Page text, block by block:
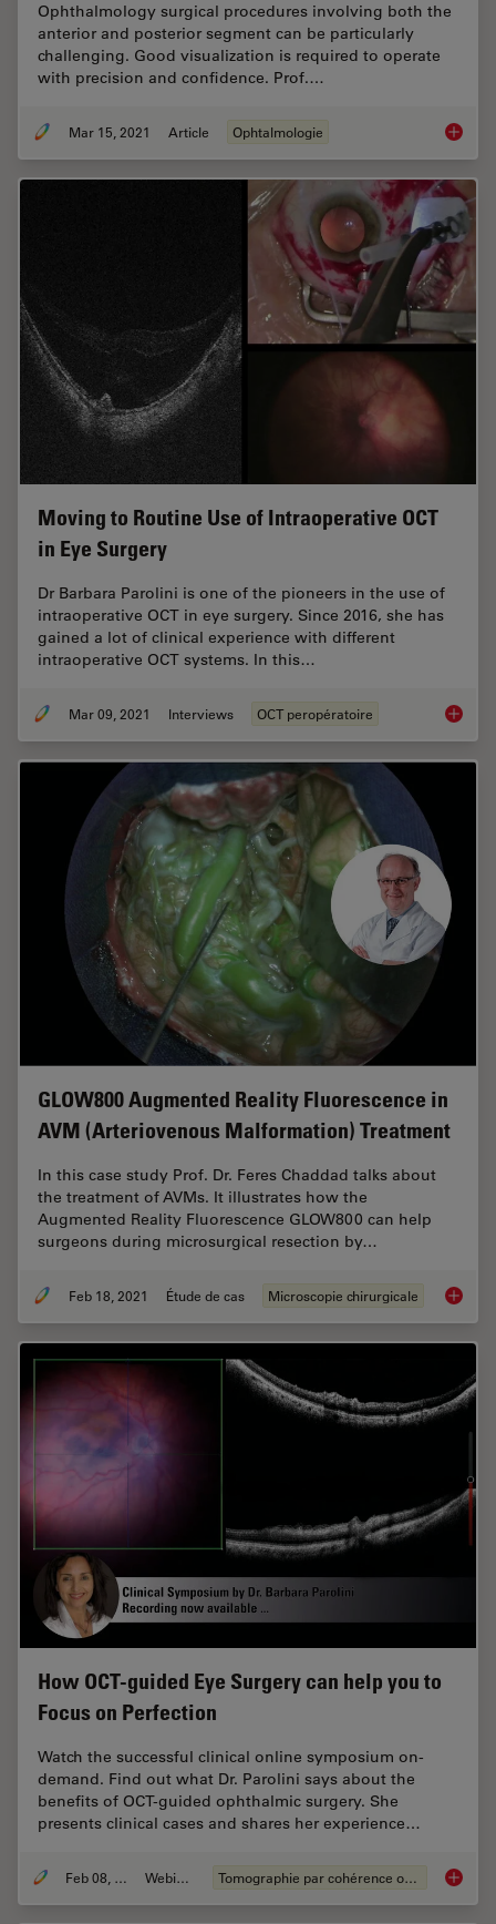
Ophthalmology surgical procedures involving both the
anterior and posterior segment can be particularly
challenging. Good visualization is required to operate
with precision and confidence. Prof.…
Mar 15, 2021 Article Ophtalmologie
Moving to Routine Use of Intraoperative OCT
in Eye Surgery
Dr Barbara Parolini is one of the pioneers in the use of
intraoperative OCT in eye surgery. Since 2016, she has
gained a lot of clinical experience with different
intraoperative OCT systems. In this…
Mar 09, 2021 Interviews OCT peropératoire Moving
GLOW800 Augmented Reality Fluorescence in
AVM (Arteriovenous Malformation) Treatment
In this case study Prof. Dr. Feres Chaddad talks about
the treatment of AVMs. It illustrates how the
Augmented Reality Fluorescence GLOW800 can help
surgeons during microsurgical resection by…
Feb 18, 2021 Étude de cas Microscopie chirurgicale
How OCT-guided Eye Surgery can help you to
Focus on Perfection
Watch the successful clinical online symposium on-
demand. Find out what Dr. Parolini says about the
benefits of OCT-guided ophthalmic surgery. She
presents clinical cases and shares her experience…
Feb 08, 2021 Webinaire Tomographie par cohérence optique (OCT) How